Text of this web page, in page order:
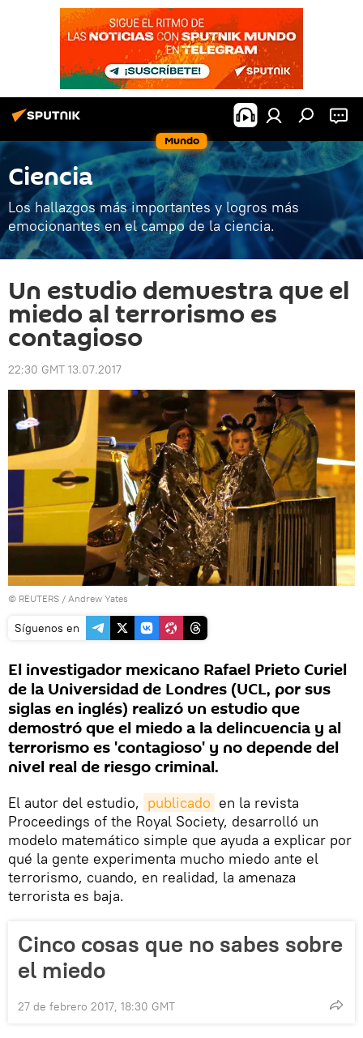
Mundo
Ciencia
Los hallazgos más importantes y logros más
emocionantes en el campo de la ciencia.
Un estudio demuestra que el
miedo al terrorismo es
contagioso
22:30 GMT 13.07.2017
© REUTERS / Andrew Yates
Síguenos en
El investigador mexicano Rafael Prieto Curiel
de la Universidad de Londres (UCL, por sus
siglas en inglés) realizó un estudio que
demostró que el miedo a la delincuencia y al
terrorismo es 'contagioso' y no depende del
nivel real de riesgo criminal.
El autor del estudio, publicado en la revista
Proceedings of the Royal Society, desarrolló un
modelo matemático simple que ayuda a explicar por
qué la gente experimenta mucho miedo ante el
terrorismo, cuando, en realidad, la amenaza
terrorista es baja.
Cinco cosas que no sabes sobre
el miedo
27 de febrero 2017, 18:30 GMT